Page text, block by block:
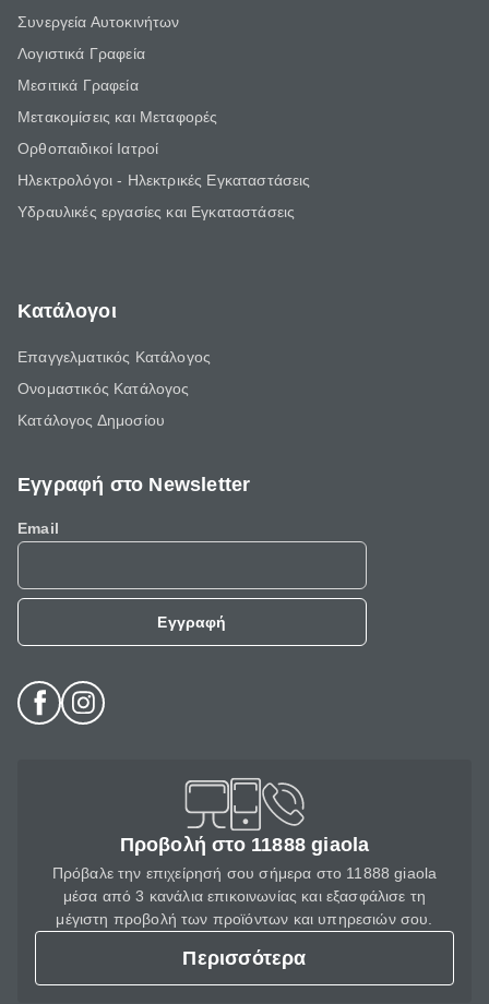
Συνεργεία Αυτοκινήτων
Λογιστικά Γραφεία
Μεσιτικά Γραφεία
Μετακομίσεις και Μεταφορές
Ορθοπαιδικοί Ιατροί
Ηλεκτρολόγοι - Ηλεκτρικές Εγκαταστάσεις
Υδραυλικές εργασίες και Εγκαταστάσεις
Κατάλογοι
Επαγγελματικός Κατάλογος
Ονομαστικός Κατάλογος
Κατάλογος Δημοσίου
Εγγραφή στο Newsletter
Email
Εγγραφή
Προβολή στο 11888 giaola
Πρόβαλε την επιχείρησή σου σήμερα στο 11888 giaola
μέσα από 3 κανάλια επικοινωνίας και εξασφάλισε τη
μέγιστη προβολή των προϊόντων και υπηρεσιών σου.
Περισσότερα